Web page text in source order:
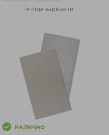
+ още варианти
НАЛИЧНО